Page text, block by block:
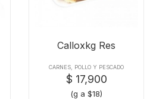
Calloxkg Res
CARNES, POLLO Y PESCADO
$ 17,900
(g a $18)